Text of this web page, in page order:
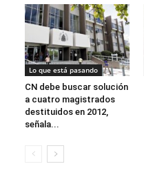
Lo que está pasando
CN debe buscar solución
a cuatro magistrados
destituidos en 2012,
señala...